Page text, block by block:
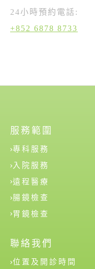
24小時預約電話:
+852 6878 8733
服務範圍
專科服務
入院服務
遠程醫療
腸鏡檢查
胃鏡檢查
聯絡我們
位置及開診時間